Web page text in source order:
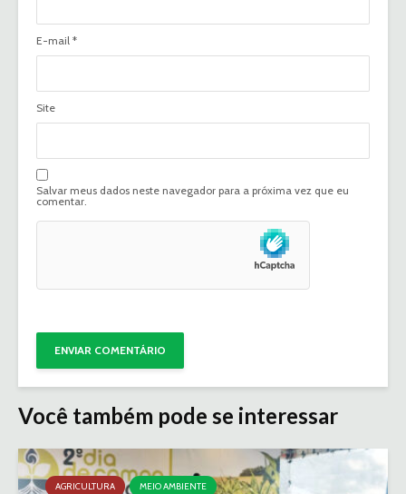
E-mail *
Site
Salvar meus dados neste navegador para a próxima vez que eu
comentar.
Você também pode se interessar
AGRICULTURA MEIO AMBIENTE